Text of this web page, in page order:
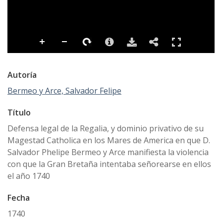
Autoría
Bermeo y Arce, Salvador Felipe
Título
Defensa legal de la Regalia, y dominio privativo de su
Magestad Catholica en los Mares de America en que D.
Salvador Phelipe Bermeo y Arce manifiesta la violencia
con que la Gran Bretaña intentaba señorearse en ellos
el año 1740
Fecha
1740